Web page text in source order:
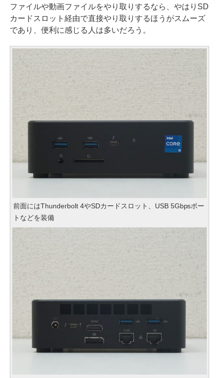
ファイルや動画ファイルをやり取りするなら、やはりSD
カードスロット経由で直接やり取りするほうがスムーズ
であり、便利に感じる人は多いだろう。
前面にはThunderbolt 4やSDカードスロット、USB 5Gbpsポー
トなどを装備